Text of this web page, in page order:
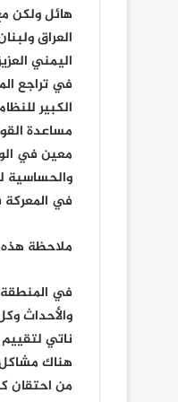
هائل ولكن
العراق
اليمني
في تراجع
الكبير
مساعدة
معين في
والحساسية
في
ملاحظة هذه
في المنطقة العربية هناك في الجزيرة العربية يشهد وضع خطير وحساس ومهم ارتدت فهي كل تلك المشاكل والأحداث وكل تلك السياسيات الخاطئة وذلك النهج الخاطئ الذي انتهجه ارتد فيه على وضعه الداخلي فحينما ناتي لتقييم الوضع الداخلي على المستوى السياسي هناك مشاكل لدي النظام السعودي على مستوى الأسرة هناك مشاكل كبيرة مع الشعب سواء في المنطقة الشرقية وما فعله بأهالي العوامية وفي مناطق أخرى وما هناك من احتقان كبير لأنه ليس هناك معالجة حكيمة وصحيحة للوضع هناك على العكس انتهج سياسيات خاطئة سياسيات عدائية حتى تجاه شعبه وسياسيات حادة جدا قمعية واستبدادية إلى كبير ثم كذلك الأسلوب الذي ينتهجه والسياسية التي يعتمد عليها في التعامل مع الإسماعيلية في نجران وبعض المناطق وهي سياسة خاطئ قائمة على الاضطهاد على الاستهداف لهم بتقسيمهم وإثارة المشاكل فيما بينهم وسعى حثيث للتغيير الديمغرافي في نجران هناك جلب لأجانب بأعداد كبيرة جدا وتسكين لهم في المناطق في مسعى لإحداث تغيير ديمغرافي في نجران وتذويب الإسماعيلية هناك وتحويلهم إلى أقلية وأكثر من ذلك التذويب والتلاشي والتفكيك ثم في المرحلة المناسبة له للنظام السعودي لن يتردد في ان يوجه بعض علماءه المتزمتين علماء البلاط علماء السلاطين الذين هم جاهزون